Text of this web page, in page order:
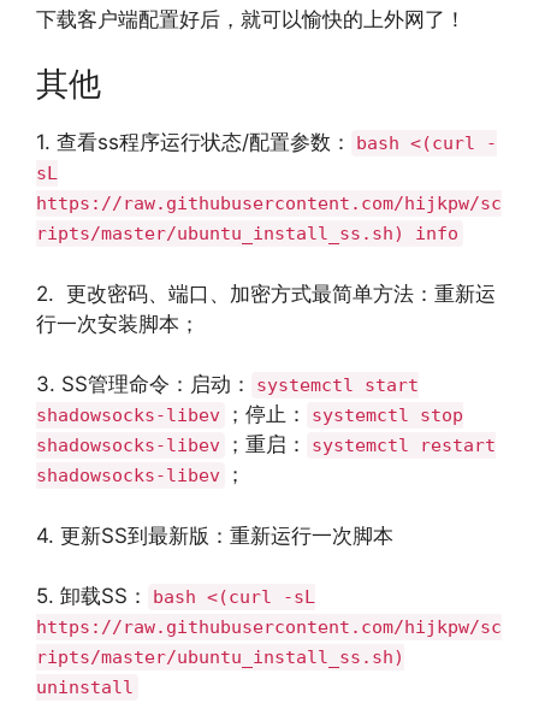
下载客户端配置好后，就可以愉快的上外网了！
其他
1. 查看ss程序运行状态/配置参数：
bash <(curl -
sL
https://raw.githubusercontent.com/hijkpw/sc
ripts/master/ubuntu_install_ss.sh) info
2. 更改密码、端口、加密方式最简单方法：重新运
行一次安装脚本；
3. SS管理命令：启动：
systemctl start
shadowsocks-libev
；停止：
systemctl stop
shadowsocks-libev
；重启：
systemctl restart
shadowsocks-libev
；
4. 更新SS到最新版：重新运行一次脚本
5. 卸载SS：
bash <(curl -sL
https://raw.githubusercontent.com/hijkpw/sc
ripts/master/ubuntu_install_ss.sh)
uninstall